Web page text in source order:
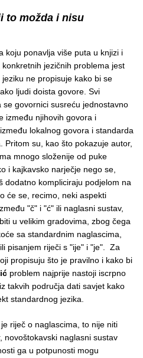
to možda i nisu
koju ponavlja više puta u knjizi i
jezičnih problema jest
ne propisuje kako bi se
ljudi doista govore. Svi
govornici susreću jednostavno
između njihovih govora i
lokalnog govora i standarda
Pritom su, kao što pokazuje autor,
mnogo složenije od puke
i kajkavsko narječje nego se,
dodatno kompliciraju podjelom na
će se, recimo, neki aspekti
"č" i "ć" ili naglasni sustav,
u velikim gradovima, zbog čega
sa standardnim naglascima,
pisanjem riječi s "ije" i "je". Za
propisuju što je pravilno i kako bi
problem najprije nastoji iscrpno
takvih područja dati savjet kako
standardnog jezika.
riječ o naglascima, to nije niti
novoštokavski naglasni sustav
ga u potpunosti mogu